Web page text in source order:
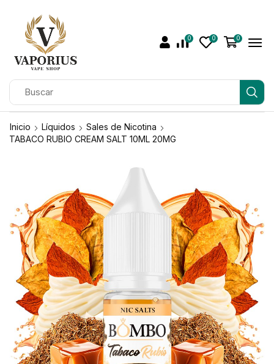
0 0 0
Inicio Líquidos
Sales de Nicotina
TABACO RUBIO CREAM SALT 10ML 20MG